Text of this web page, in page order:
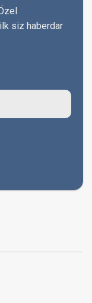
siz haberdar